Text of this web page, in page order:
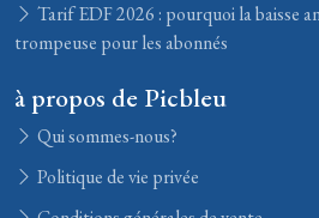
Tarif EDF 2026 : pourquoi la baisse
trompeuse pour les abonnés
à propos de Picbleu
Qui sommes-nous?
Politique de vie privée